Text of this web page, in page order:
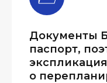
Документы
паспорт,
о